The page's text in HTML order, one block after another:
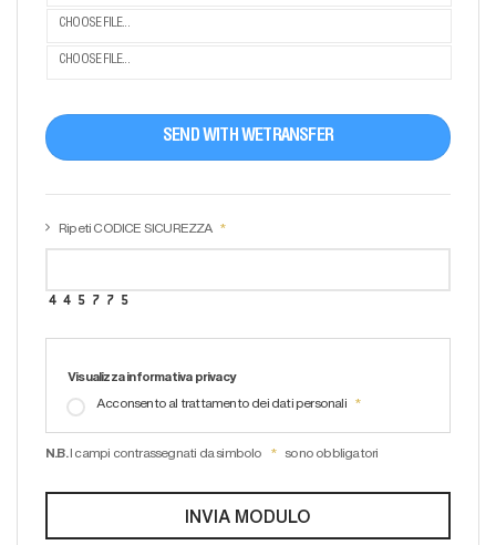
CHOOSE FILE...
CHOOSE FILE...
SEND WITH WETRANSFER
Ripeti CODICE SICUREZZA
Visualizza informativa privacy
Acconsento al trattamento dei dati personali
N.B. I campi contrassegnati da simbolo sono obbligatori